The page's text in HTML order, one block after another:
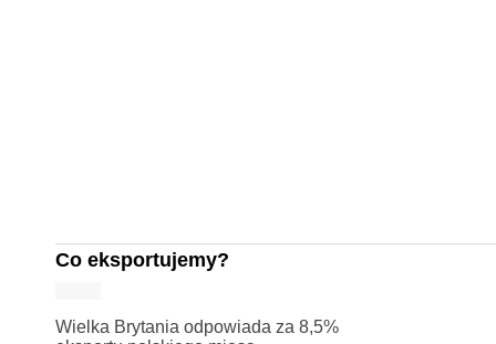
Co eksportujemy?
Wielka Brytania odpowiada za 8,5%